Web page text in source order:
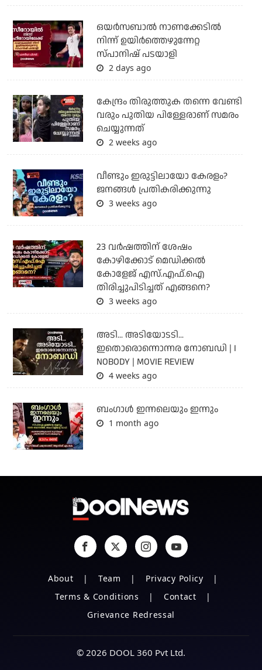
ഒയര്‍സബാൽ നാണക്കേടിൽ
നിന്ന് ഉയിർത്തെഴുന്നേറ്റ
സ്പാനിഷ് പടയാളി
2 days ago
കേന്ദ്രം തിരുത്തുക തന്നെ വേണ്ടി
വരും പുതിയ പിള്ളേരാണ് സമരം
ചെയ്യുന്നത്
2 weeks ago
വീണ്ടും ഇരുട്ടിലായോ കേരളം?
ജനങ്ങൾ പ്രതികരിക്കുന്നു
3 weeks ago
23 വർഷത്തിന് ശേഷം
കോഴിക്കോട് മെഡിക്കൽ
കോളേജ് എസ്.എഫ്.ഐ
തിരിച്ചുപിടിച്ചത് എങ്ങനെ?
3 weeks ago
അടി... അടിയോടടി...
ഇതൊരൊന്നൊന്നര നോബഡി | I
NOBODY | MOVIE REVIEW
4 weeks ago
ബംഗാള്‍ ഇന്നലെയും ഇന്നും
1 month ago
About Team
Privacy Policy
Terms & Conditions
Contact
Grievance Redressal
© 2026 DOOL 360 Pvt Ltd.